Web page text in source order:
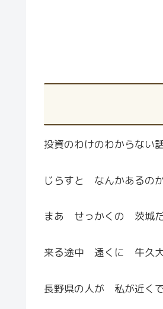
投資のわけのわからな
じらすと なんかあるの
まあ せっかくの 茨城
来る途中 遠くに 牛久
長野県の人が 私が近く